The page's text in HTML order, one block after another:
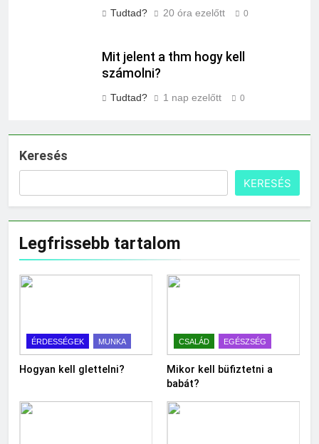
Tudtad? 20 óra ezelőtt 0
Mit jelent a thm hogy kell
számolni?
Tudtad? 1 nap ezelőtt 0
Keresés
KERESÉS
Legfrissebb tartalom
ÉRDESSÉGEK MUNKA
Hogyan kell glettelni?
CSALÁD EGÉSZSÉG
Mikor kell büfiztetni a
babát?